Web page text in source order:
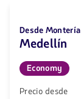
Desde Montería
Medellín
Economy
Precio desde